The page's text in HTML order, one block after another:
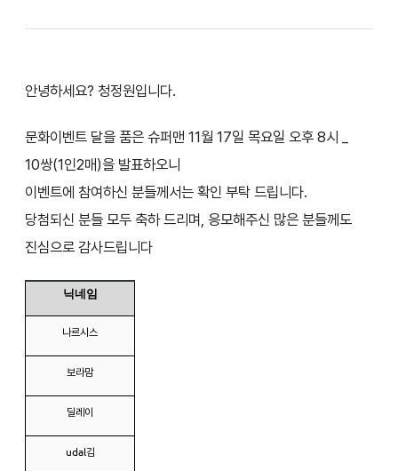
안녕하세요? 청정원입니다.
문화이벤트 달을 품은 슈퍼맨 11월 17일 목요일 오후 8시 _
10쌍(1인2매)을 발표하오니
이벤트에 참여하신 분들께서는 확인 부탁 드립니다.
당첨되신 분들 모두 축하 드리며, 응모해주신 많은 분들께도
진심으로 감사드립니다
닉네임
나르시스
보라맘
딜레이
udal김